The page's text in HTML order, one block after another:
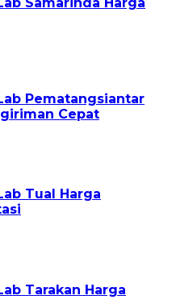
Pematangsiantar
Cepat
Tual Harga
Tarakan Harga